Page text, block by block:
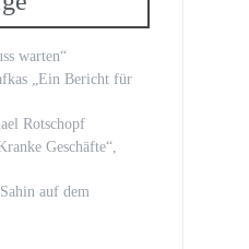
warten“
„Ein Bericht für
Rotschopf
Geschäfte“,
auf dem